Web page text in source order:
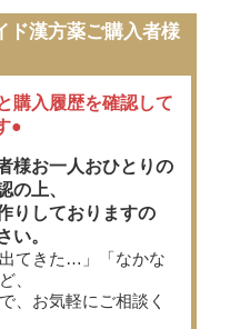
ド漢方薬ご購入者様
購入履歴を確認して
●
様お一人おひとりの
の上、
りしておりますの
い。
てきた…」「なかな
、
、お気軽にご相談く